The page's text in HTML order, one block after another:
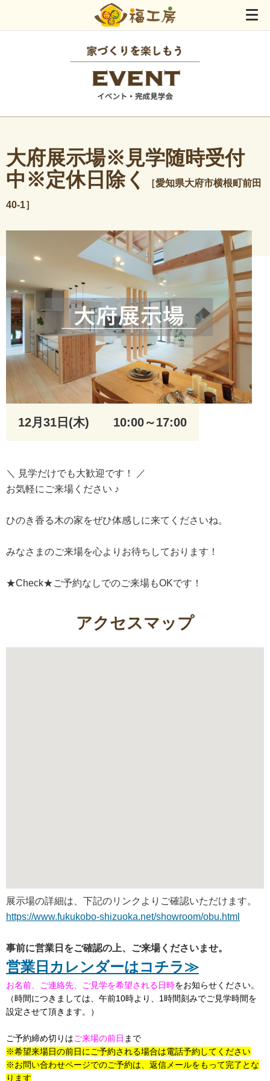
大府展示場※見学随時受付
中※定休日除く
［愛知県大府市横根町前田
40-1］
12月31日(木) 10:00～17:00
＼ 見学だけでも大歓迎です！ ／
お気軽にご来場ください ♪
ひのき香る木の家をぜひ体感しに来てくださいね。
みなさまのご来場を心よりお待ちしております！
★Check★ご予約なしでのご来場もOKです！
アクセスマップ
展示場の詳細は、下記のリンクよりご確認いただけます。
https://www.fukukobo-shizuoka.net/showroom/obu.html
事前に営業日をご確認の上、ご来場くださいませ。
営業日カレンダーはコチラ≫
お名前、ご連絡先、ご見学を希望される日時をお知らせください。
（時間につきましては、午前10時より、 1時間刻みでご見学時間を
設定させて頂きます。）
ご予約締め切りはご来場の前日 まで
※希望来場日の前日にご予約される場合は電話予約してください
※お問い合わせページでのご予約は、返信メールをもって完了とな
ります